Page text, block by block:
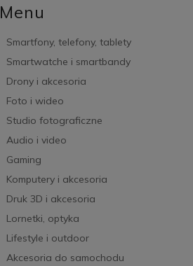
Menu
Smartfony, telefony, tablety
Smartwatche i smartbandy
Drony i akcesoria
Foto i wideo
Studio fotograficzne
Audio i video
Gaming
Komputery i akcesoria
Druk 3D i akcesoria
Lornetki, optyka
Lifestyle i outdoor
Akcesoria do samochodu